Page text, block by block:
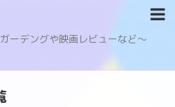
デングや映画レビューなど〜